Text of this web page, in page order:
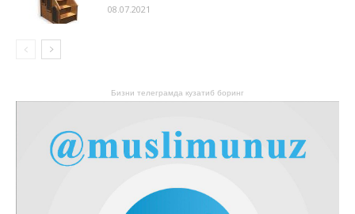
08.07.2021
Бизни телеграмда кузатиб боринг